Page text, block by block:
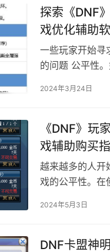
探索《DNF
戏优化辅助
一些玩家开始寻
的问题 公平性
2024年3月24日
《DNF》玩
戏辅助购买
越来越多的人开
戏的公平性。在
2024年5月3日
DNF卡盟神